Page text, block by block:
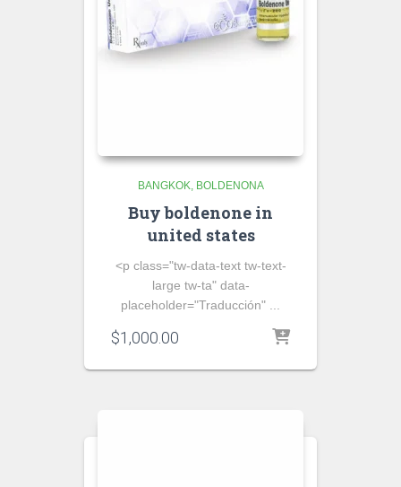
BANGKOK BOLDENONA
Buy boldenone in
united states
<p class="tw-data-text tw-text-
large tw-ta" data-
placeholder="Traducción" ...
$1,000.00